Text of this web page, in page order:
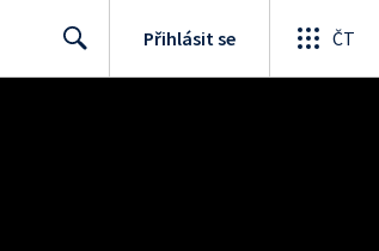
Přihlásit se ČT